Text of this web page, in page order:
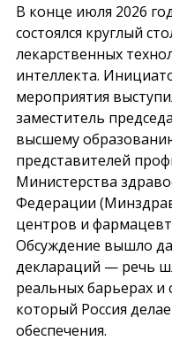
В конце июля 2026
состоялся круглый
лекарственных
интеллекта.
мероприятия
заместитель
высшему
представителей
Министерства
Федерации
центров и
Обсуждение вышло
деклараций — речь
реальных барьерах и
который Россия
обеспечения.